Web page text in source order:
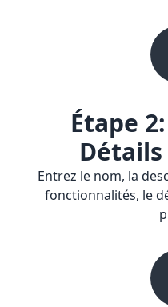
Étape
Entrez le nom, la
fonctionnalités, le